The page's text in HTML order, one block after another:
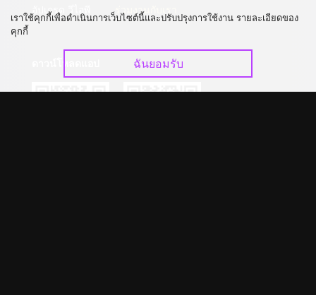
อัปเกรด วีไอพี
ร่วมงานกับเรา
เราใช้คุกกี้เพื่อดำเนินการเว็บไซต์นี้และปรับปรุงการใช้งาน รายละเอียดของ
คุกกี้
ฉันยอมรับ